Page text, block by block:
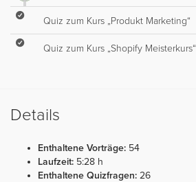
Quiz zum Kurs „Produkt Marketing“
Quiz zum Kurs „Shopify Meisterkurs“
Details
Enthaltene Vorträge: 54
Laufzeit: 5:28 h
Enthaltene Quizfragen: 26